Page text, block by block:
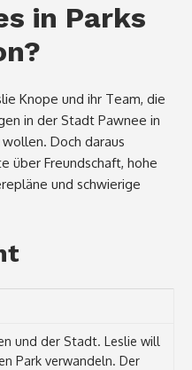
in Parks
Knope und ihr Team, die
in der Stadt Pawnee in
Doch daraus
über Freundschaft, hohe
und schwierige
und der Stadt. Leslie will
Park verwandeln. Der